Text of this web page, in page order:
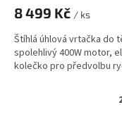
8 499 Kč / ks
Štíhlá úhlová vrtačka do
spolehlivý 400W motor,
kolečko pro předvolbu